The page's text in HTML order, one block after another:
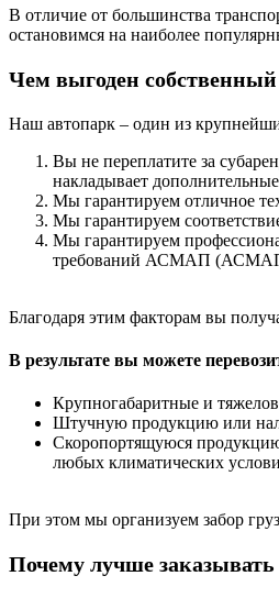
В отличие от большинства
остановимся на наиболее
Чем выгоден
Наш автопарк – один из
Вы не переплатите за
накладывает
Мы гарантируем отличное
Мы гарантируем
Мы гарантируем
требований АСМАП (АСМАП –
Благодаря этим факторам вы
В результате вы можете
Крупногабаритные и
Штучную продукцию или
Скоропортящуюся
любых климатических
При этом мы организуем забор
Почему лучше заказывать